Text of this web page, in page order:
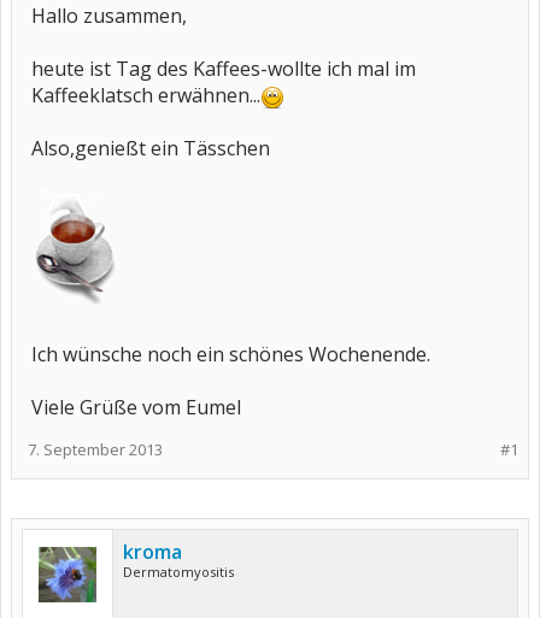
Hallo zusammen,
heute ist Tag des Kaffees-wollte ich mal im
Kaffeeklatsch erwähnen...
Also,genießt ein Tässchen
Ich wünsche noch ein schönes Wochenende.
Viele Grüße vom Eumel
#1
7. September 2013
kroma
Dermatomyositis